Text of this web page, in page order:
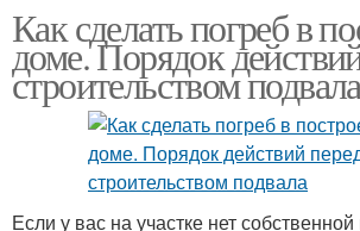
Как сделать погреб в
доме. Порядок
строительством подвала
Если у вас на участке нет